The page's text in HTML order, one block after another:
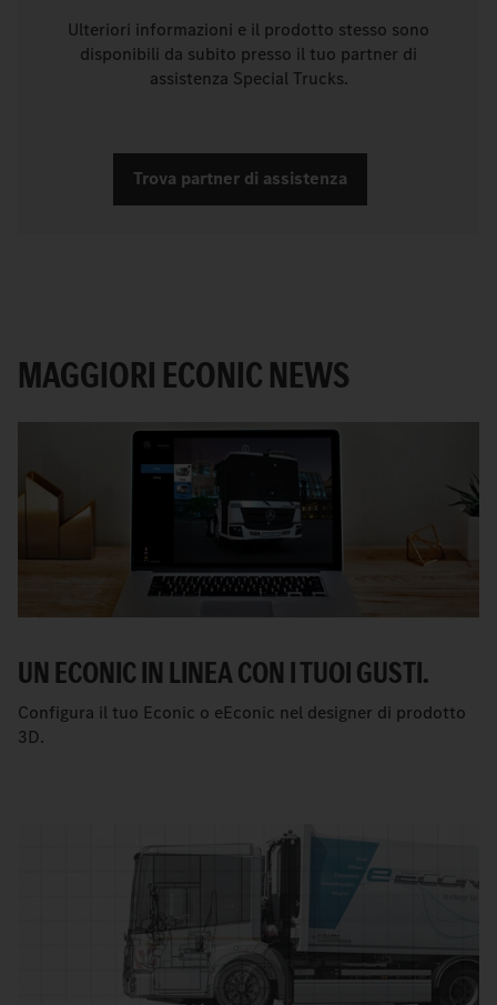
Ulteriori informazioni e il prodotto stesso sono
disponibili da subito presso il tuo partner di
assistenza Special Trucks.
Trova partner di assistenza
MAGGIORI ECONIC NEWS
UN ECONIC IN LINEA CON I TUOI GUSTI.
Configura il tuo Econic o eEconic nel designer di prodotto
3D.